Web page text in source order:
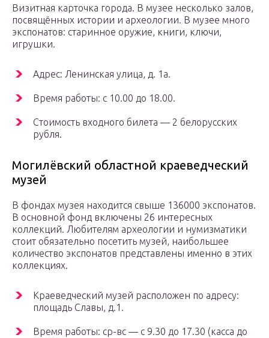
Визитная карточка города. В музее несколько залов,
посвящённых истории и археологии. В музее много
экспонатов: старинное оружие, книги, ключи,
игрушки.
Адрес: Ленинская улица, д. 1а.
Время работы: с 10.00 до 18.00.
Стоимость входного билета — 2 белорусских
рубля.
Могилёвский областной краеведческий
музей
В фондах музея находится свыше 136000 экспонатов.
В основной фонд включены 26 интересных
коллекций. Любителям археологии и нумизматики
стоит обязательно посетить музей, наибольшее
количество экспонатов представлены именно в этих
коллекциях.
Краеведческий музей расположен по адресу:
площадь Славы, д.1.
Время работы: ср-вс — с 9.30 до 17.30 (касса до